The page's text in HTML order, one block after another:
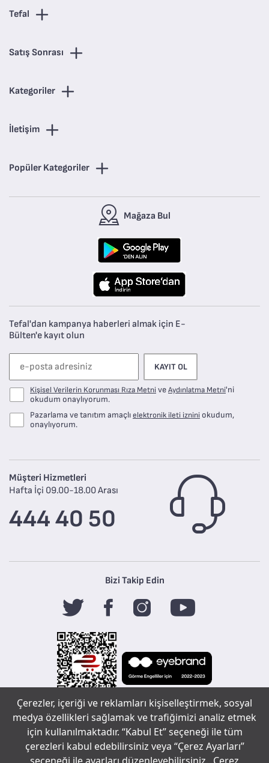
Çerezler, içeriği ve reklamları kişiselleştirmek, sosyal
medya özellikleri sağlamak ve trafiğimizi analiz etmek
için kullanılmaktadır. “Kabul Et” seçeneği ile tüm
çerezleri kabul edebilirsiniz veya “Çerez Ayarları”
Tefal
Satış Sonrası
Kategoriler
İletişim
Popüler Kategoriler
Mağaza Bul
Tefal'dan kampanya haberleri almak için E-
Bülten'e kayıt olun
KAYIT OL
Kişisel Verilerin Korunması Rıza MetniveAydınlatma Metni'ni
okudum onaylıyorum.
Pazarlama ve tanıtım amaçlıelektronik ileti iznini okudum,
onaylıyorum.
Müşteri Hizmetleri
Hafta İçi 09.00-18.00 Arası
444 40 50
Bizi Takip Edin
Copyright ©
Tefal